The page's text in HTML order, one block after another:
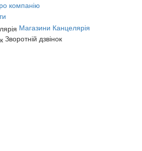
компанію
Магазини Канцелярія
Зворотній дзвінок